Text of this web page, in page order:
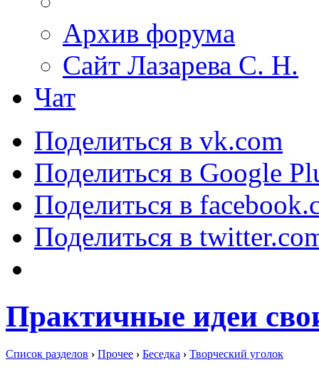
Архив форума
Сайт Лазарева С. Н.
Чат
Поделиться в vk.com
Поделиться в Google
Поделиться в
Поделиться в
Практичные идеи
Список разделов › Прочее › Беседка › Творческий уголок